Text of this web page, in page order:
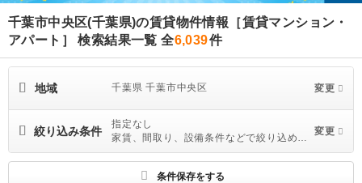
千葉市中央区(千葉県)の賃貸物件情報［賃貸マンション・
アパート］ 検索結果一覧全6,039件
地域 千葉県 千葉市中央区 変更
絞り込み条件
指定なし
家賃、間取り、設備条件などで絞り込めま
す
変更
条件保存をする